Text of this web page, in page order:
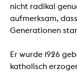
nicht radikal
aufmerksam,
Generationen
Er wurde 1926
katholisch